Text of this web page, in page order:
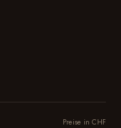
Preise in CHF